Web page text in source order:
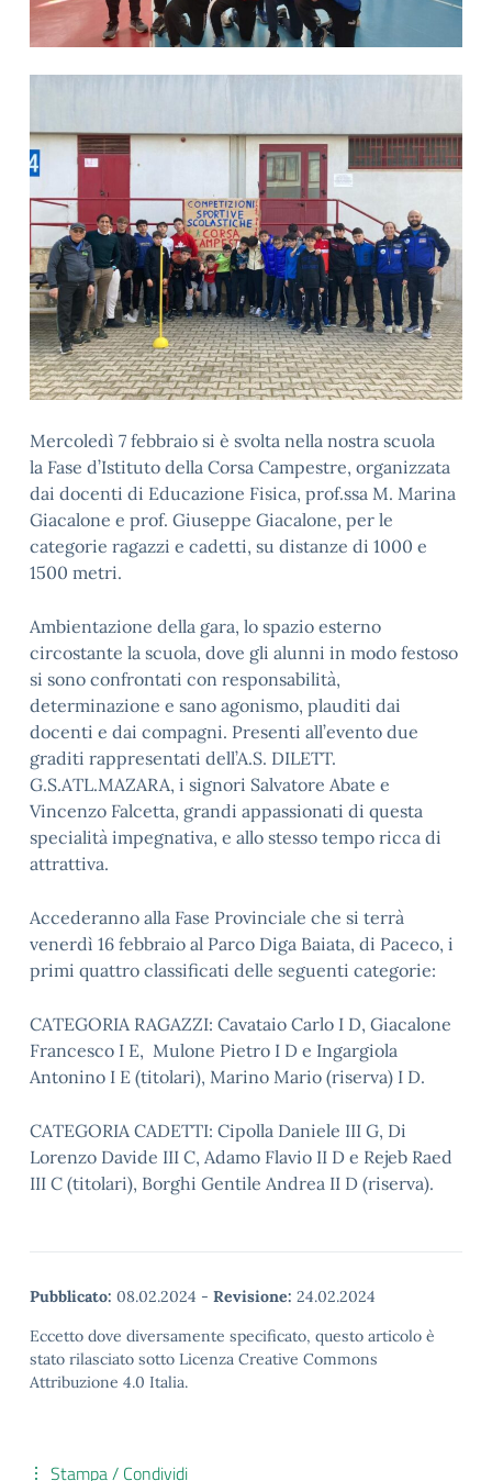
Mercoledì 7 febbraio si è svolta nella nostra scuola
la Fase d’Istituto della Corsa Campestre, organizzata
dai docenti di Educazione Fisica, prof.ssa M. Marina
Giacalone e prof. Giuseppe Giacalone, per le
categorie ragazzi e cadetti, su distanze di 1000 e
1500 metri.
Ambientazione della gara, lo spazio esterno
circostante la scuola, dove gli alunni in modo festoso
si sono confrontati con responsabilità,
determinazione e sano agonismo, plauditi dai
docenti e dai compagni. Presenti all’evento due
graditi rappresentati dell’A.S. DILETT.
G.S.ATL.MAZARA, i signori Salvatore Abate e
Vincenzo Falcetta, grandi appassionati di questa
specialità impegnativa, e allo stesso tempo ricca di
attrattiva.
Accederanno alla Fase Provinciale che si terrà
venerdì 16 febbraio al Parco Diga Baiata, di Paceco, i
primi quattro classificati delle seguenti categorie:
CATEGORIA RAGAZZI: Cavataio Carlo I D, Giacalone
Francesco I E, Mulone Pietro I D e Ingargiola
Antonino I E (titolari), Marino Mario (riserva) I D.
CATEGORIA CADETTI: Cipolla Daniele III G, Di
Lorenzo Davide III C, Adamo Flavio II D e Rejeb Raed
III C (titolari), Borghi Gentile Andrea II D (riserva).
Pubblicato: 08.02.2024 - Revisione: 24.02.2024
Eccetto dove diversamente specificato, questo articolo è
stato rilasciato sotto Licenza Creative Commons
Attribuzione 4.0 Italia.
Stampa / Condividi